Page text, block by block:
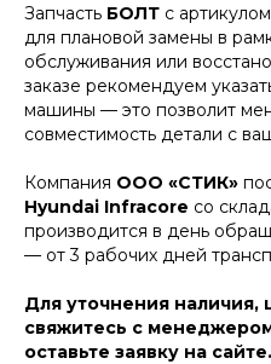
Запчасть БОЛТ с артикулом
для плановой замены в
обслуживания или
заказе рекомендуем
машины — это позволит
совместимость детали с
Компания ООО «СТИК»
Hyundai Infracore со
производится в день
— от 3 рабочих дней
Для уточнения наличия,
свяжитесь с
оставьте заявку на сайте.